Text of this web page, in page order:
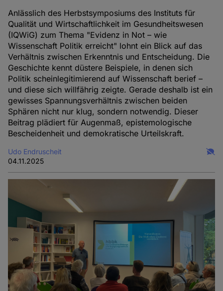
Anlässlich des Herbstsymposiums des Instituts für
Qualität und Wirtschaftlichkeit im Gesundheitswesen
(IQWiG) zum Thema "Evidenz in Not – wie
Wissenschaft Politik erreicht" lohnt ein Blick auf das
Verhältnis zwischen Erkenntnis und Entscheidung. Die
Geschichte kennt düstere Beispiele, in denen sich
Politik scheinlegitimierend auf Wissenschaft berief –
und diese sich willfährig zeigte. Gerade deshalb ist ein
gewisses Spannungsverhältnis zwischen beiden
Sphären nicht nur klug, sondern notwendig. Dieser
Beitrag plädiert für Augenmaß, epistemologische
Bescheidenheit und demokratische Urteilskraft.
Udo Endruscheit
04.11.2025